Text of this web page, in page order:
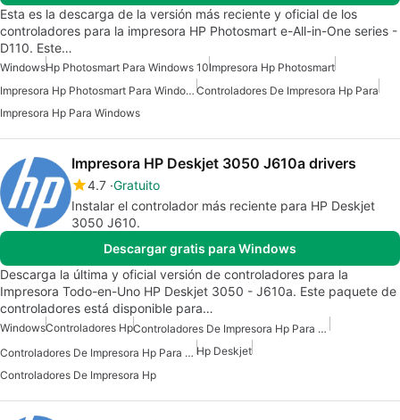
Esta es la descarga de la versión más reciente y oficial de los
controladores para la impresora HP Photosmart e-All-in-One series -
D110. Este…
WindowsHp Photosmart Para Windows 10Impresora Hp Photosmart
Impresora Hp Photosmart Para Windows 7 Controladores De Impresora Hp Para
Impresora Hp Para Windows
Impresora HP Deskjet 3050 J610a drivers
4.7 Gratuito
Instalar el controlador más reciente para HP Deskjet
3050 J610.
Descargar gratis para Windows
Descarga la última y oficial versión de controladores para la
Impresora Todo-en-Uno HP Deskjet 3050 - J610a. Este paquete de
controladores está disponible para…
WindowsControladores Hp
Controladores De Impresora Hp Para Windows 10
Controladores De Impresora Hp Para Windows Hp Deskjet
Controladores De Impresora Hp